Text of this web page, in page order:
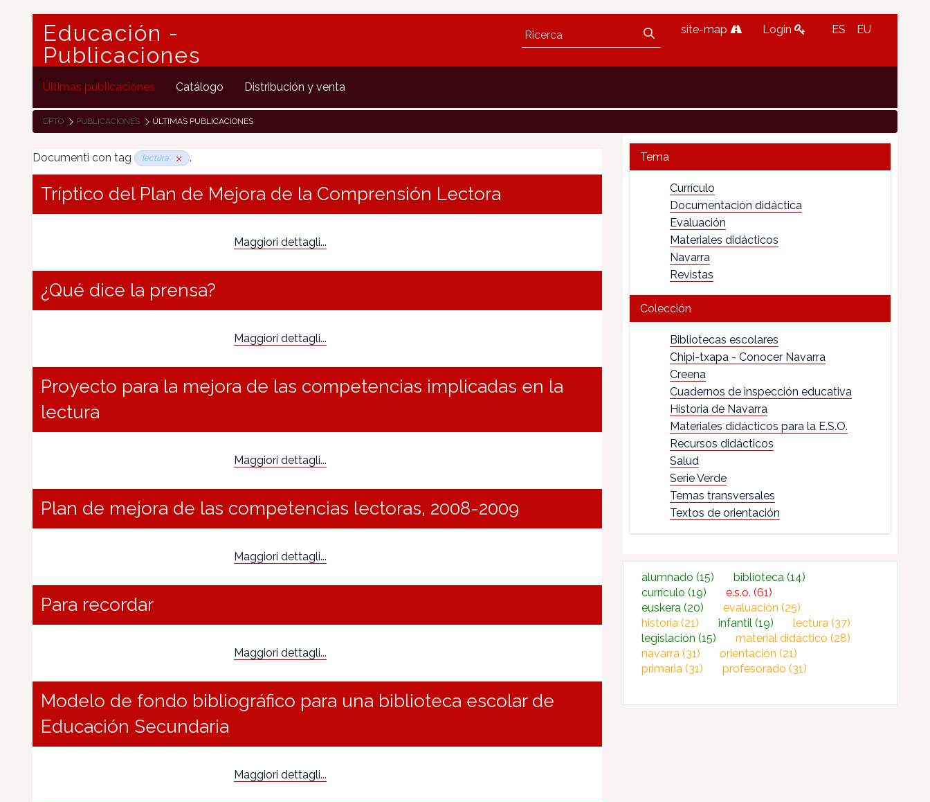
Educación -
Publicaciones
site-map Login ES EU
Últimas publicaciones Catálogo Distribución y venta
DPTO PUBLICACIONES ÚLTIMAS PUBLICACIONES
Documenti con tag lectura .
Tríptico del Plan de Mejora de la Comprensión Lectora
Maggiori dettagli...
¿Qué dice la prensa?
Maggiori dettagli...
Proyecto para la mejora de las competencias implicadas en la
lectura
Maggiori dettagli...
Plan de mejora de las competencias lectoras, 2008-2009
Maggiori dettagli...
Para recordar
Maggiori dettagli...
Modelo de fondo bibliográfico para una biblioteca escolar de
Educación Secundaria
Maggiori dettagli...
Tema
Currículo
Documentación didáctica
Evaluación
Materiales didácticos
Navarra
Revistas
Colección
Bibliotecas escolares
Chipi-txapa - Conocer Navarra
Creena
Cuadernos de inspección educativa
Historia de Navarra
Materiales didácticos para la E.S.O.
Recursos didácticos
Salud
Serie Verde
Temas transversales
Textos de orientación
alumnado(15) biblioteca(14)
currículo(19) e.s.o.(61)
euskera(20) evaluación(25)
historia(21) infantil(19) lectura(37)
legislación(15) material didáctico(28)
navarra(31) orientación(21)
primaria(31) profesorado(31)